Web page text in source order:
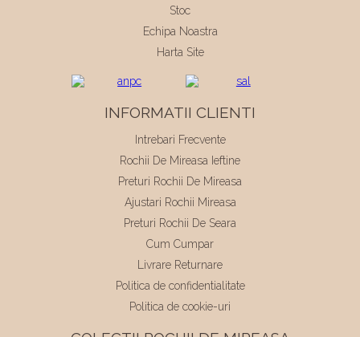
Stoc
Echipa Noastra
Harta Site
INFORMATII CLIENTI
Intrebari Frecvente
Rochii De Mireasa Ieftine
Preturi Rochii De Mireasa
Ajustari Rochii Mireasa
Preturi Rochii De Seara
Cum Cumpar
Livrare Returnare
Politica de confidentialitate
Politica de cookie-uri